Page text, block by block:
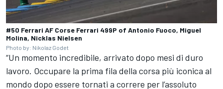
#50 Ferrari AF Corse Ferrari 499P of Antonio Fuoco, Miguel
Molina, Nicklas Nielsen
Photo by: Nikolaz Godet
“Un momento incredibile, arrivato dopo mesi di duro
lavoro. Occupare la prima fila della corsa più iconica al
mondo dopo essere tornati a correre per l’assoluto